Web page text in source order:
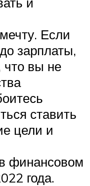
Если
зарплаты,
что вы не
ставить
цели и
финансовом
года.